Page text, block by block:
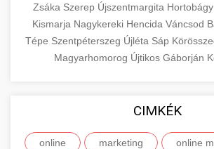
Zsáka Szerep Újszentmargita Hortobágy
Kismarja Nagykereki Hencida Váncsod
Tépe Szentpéterszeg Újléta Sáp
Magyarhomorog Újtikos Gáborján
CIMKÉK
online marketing online